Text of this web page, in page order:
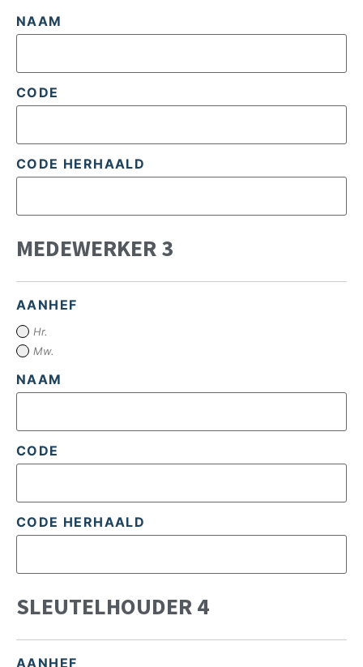
NAAM
CODE
CODE HERHAALD
MEDEWERKER 3
AANHEF
Hr.
Mw.
NAAM
CODE
CODE HERHAALD
SLEUTELHOUDER 4
AANHEF